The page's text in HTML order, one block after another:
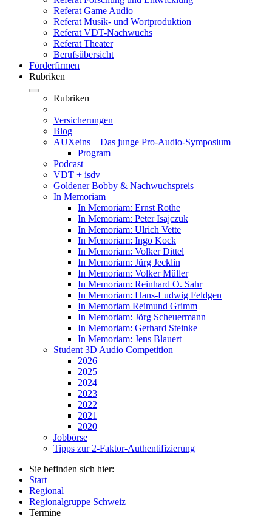
Referat Game Audio
Referat Musik- und Wortproduktion
Referat VDT-Nachwuchs
Referat Theater
Berufsübersicht
Förderfirmen
Rubriken
Rubriken
Versicherungen
Blog
AUXeins – Das junge Pro-Audio-Symposium
Program
Podcast
VDT + isdv
Goldener Bobby & Nachwuchspreis
In Memoriam
In Memoriam: Ernst Rothe
In Memoriam: Peter Isajczuk
In Memoriam: Ulrich Vette
In Memoriam: Ingo Kock
In Memoriam: Volker Dittel
In Memoriam: Jürg Jecklin
In Memoriam: Volker Müller
In Memoriam: Reinhard O. Sahr
In Memoriam: Hans-Ludwig Feldgen
In Memoriam Reimund Grimm
In Memoriam: Jörg Scheuermann
In Memoriam: Gerhard Steinke
In Memoriam: Jens Blauert
Student 3D Audio Competition
2026
2025
2024
2023
2022
2021
2020
Jobbörse
Tipps zur 2-Faktor-Authentifizierung
Sie befinden sich hier:
Start
Regional
Regionalgruppe Schweiz
Termine